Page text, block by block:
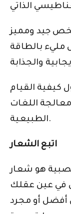
الذاتي
جيد ومميز
بالطاقة
كيفية القيام
اللغات
الطبيعية.
اتبع الشعار
هو شعار
في عين عقلك
أفضل أو مجرد